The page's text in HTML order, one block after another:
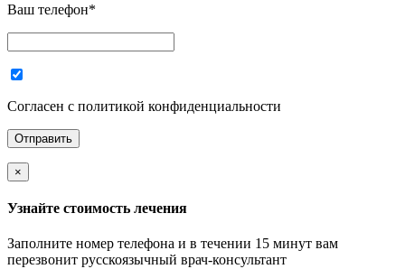
Ваш телефон*
Согласен с политикой конфиденциальности
×
Узнайте стоимость лечения
Заполните номер телефона и в течении 15 минут вам
перезвонит русскоязычный врач-консультант